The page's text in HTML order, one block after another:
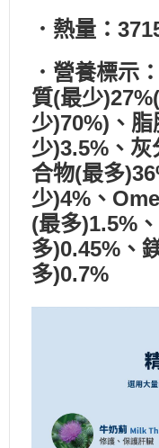
．熱量：
．營養標示
質(最少
少)70%)、
少)3.5%、
合物(最多
少)4%、
(最多)1.5%
多)0.45%、
多)0.7%